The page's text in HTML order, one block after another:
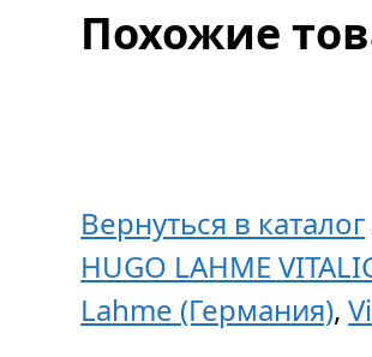
Вернуться в каталог
HUGO LAHME
Lahme (Германия),
Похожие